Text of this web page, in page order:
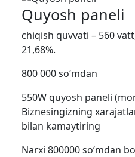
Quyosh paneli
chiqish quvvati – 560
21,68%.
800 000 so‘mdan
550W quyosh paneli
Biznesingizning
bilan kamaytiring
Narxi 800000 so‘mdan